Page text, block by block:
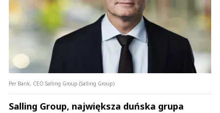
Per Bank, CEO Salling Group (Salling Group)
Salling Group, największa duńska grupa